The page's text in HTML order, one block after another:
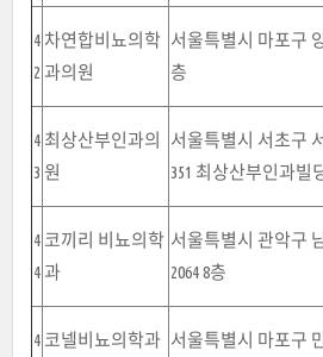
4
2
차연합비뇨의학
과의원
서울특별시 마포구
층
4
3
최상산부인과의
원
서울특별시 서초구
351 최상산부인과빌
4
4
코끼리 비뇨의학
과
서울특별시 관악구
2064 8층
4 코넬비뇨의학과 서울특별시 마포구